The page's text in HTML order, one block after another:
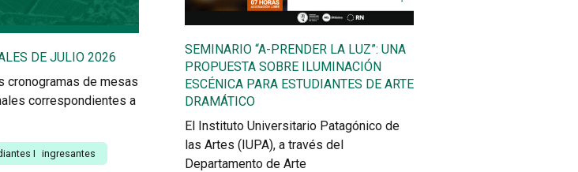
DE JULIO 2026
cronogramas de mesas
correspondientes a
I ingresantes
SEMINARIO “A-PRENDER LA LUZ”: UNA
PROPUESTA SOBRE ILUMINACIÓN
ESCÉNICA PARA ESTUDIANTES DE ARTE
DRAMÁTICO
El Instituto Universitario Patagónico de
las Artes (IUPA), a través del
Departamento de Arte